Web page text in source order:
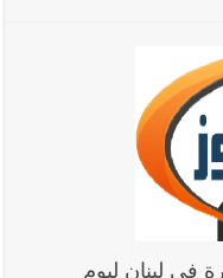
في لبنان ليوم